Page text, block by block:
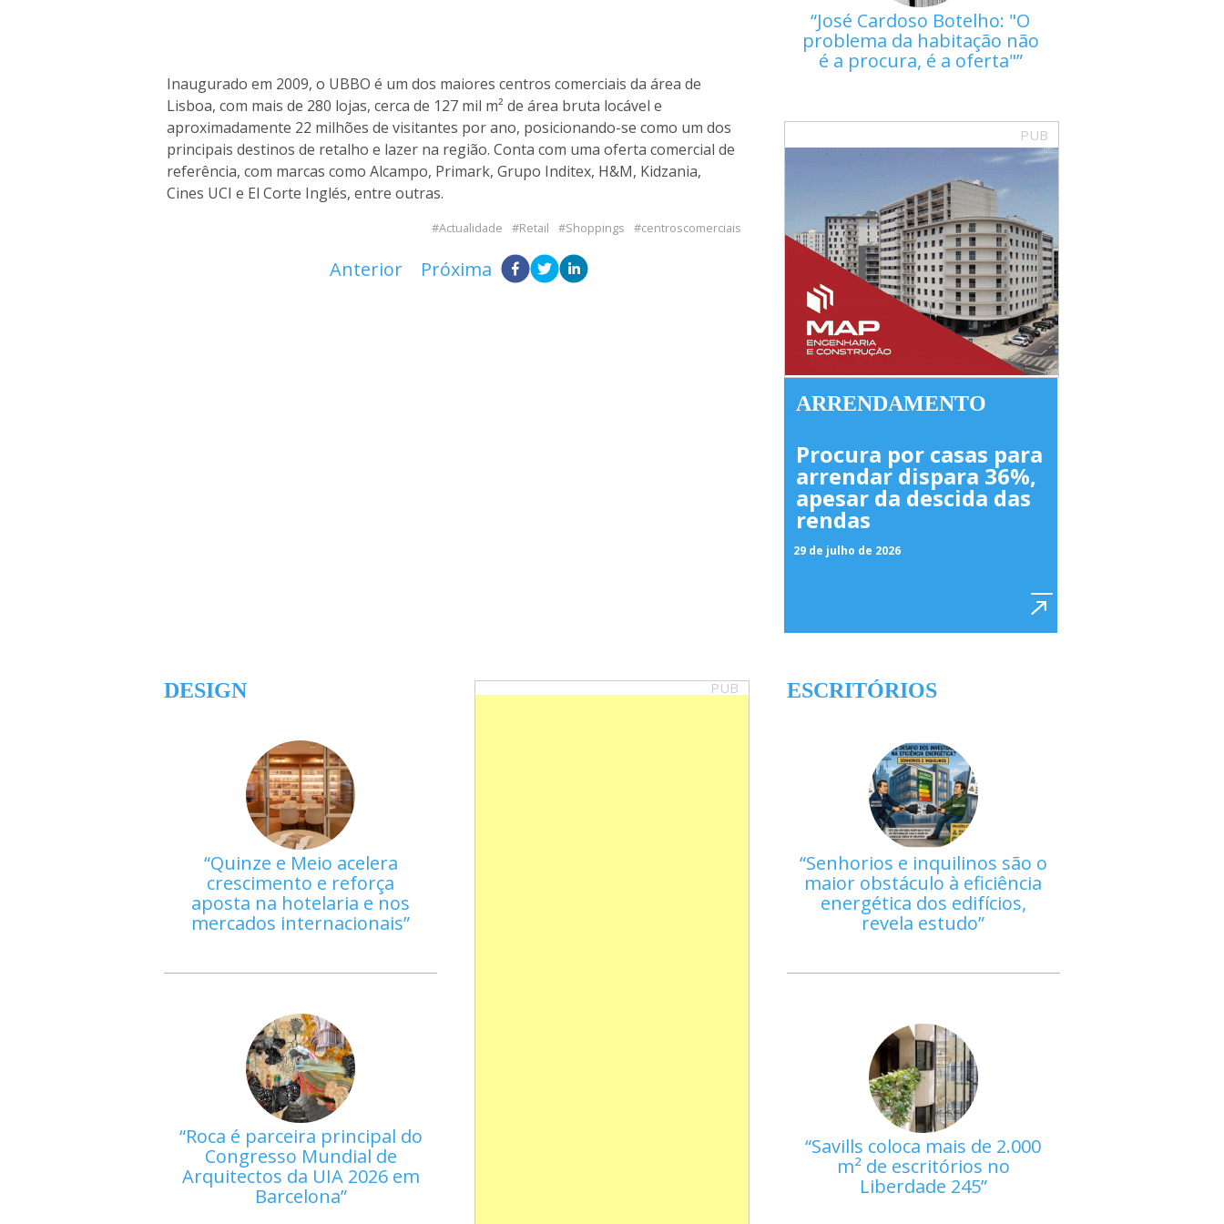
Inaugurado em 2009, o UBBO é um dos maiores centros comerciais da área de
Lisboa, com mais de 280 lojas, cerca de 127 mil m² de área bruta locável e
aproximadamente 22 milhões de visitantes por ano, posicionando-se como um dos
principais destinos de retalho e lazer na região. Conta com uma oferta comercial de
referência, com marcas como Alcampo, Primark, Grupo Inditex, H&M, Kidzania,
Cines UCI e El Corte Inglés, entre outras.
Actualidade Retail Shoppings centroscomerciais
Anterior Próxima
José Cardoso Botelho: "O
problema da habitação não
é a procura, é a oferta"
PUB
ARRENDAMENTO
Procura por casas para
arrendar dispara 36%,
apesar da descida das
rendas
29 de julho de 2026
DESIGN
Quinze e Meio acelera
crescimento e reforça
aposta na hotelaria e nos
mercados internacionais
Roca é parceira principal do
Congresso Mundial de
Arquitectos da UIA 2026 em
Barcelona
PUB ESCRITÓRIOS
Senhorios e inquilinos são o
maior obstáculo à eficiência
energética dos edifícios,
revela estudo
Savills coloca mais de 2.000
m² de escritórios no
Liberdade 245